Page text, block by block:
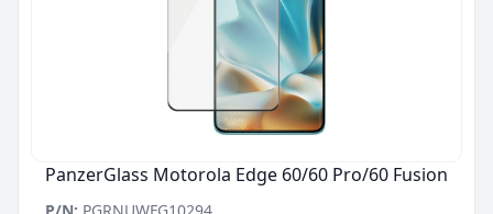
PanzerGlass Motorola Edge 60/60 Pro/60 Fusion